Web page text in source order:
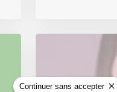
Continuer sans accepter